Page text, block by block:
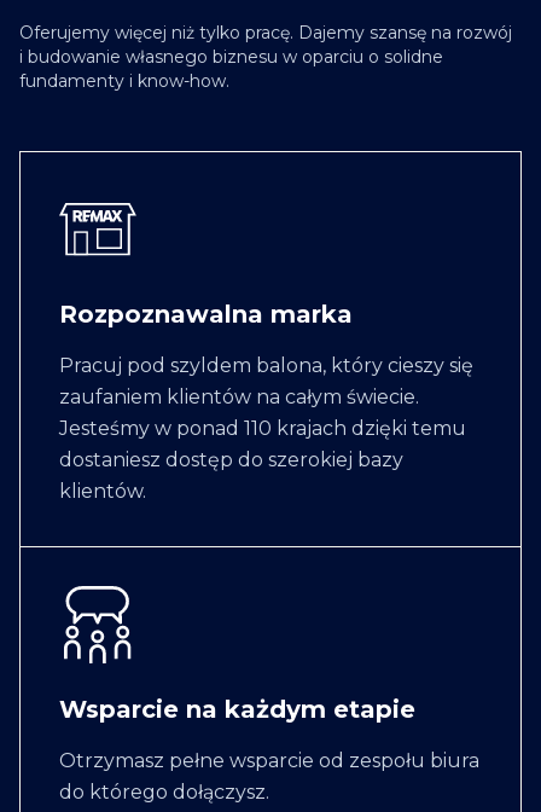
Oferujemy więcej niż tylko pracę. Dajemy szansę na rozwój
i budowanie własnego biznesu w oparciu o solidne
fundamenty i know-how.
Rozpoznawalna marka
Pracuj pod szyldem balona, który cieszy się
zaufaniem klientów na całym świecie.
Jesteśmy w ponad 110 krajach dzięki temu
dostaniesz dostęp do szerokiej bazy
klientów.
Wsparcie na każdym etapie
Otrzymasz pełne wsparcie od zespołu biura
do którego dołączysz.